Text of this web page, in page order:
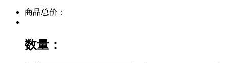
商品总价：
数量：